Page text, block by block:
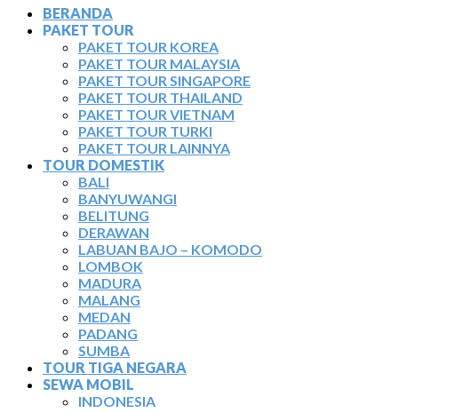
BERANDA
PAKET TOUR
PAKET TOUR KOREA
PAKET TOUR MALAYSIA
PAKET TOUR SINGAPORE
PAKET TOUR THAILAND
PAKET TOUR VIETNAM
PAKET TOUR TURKI
PAKET TOUR LAINNYA
TOUR DOMESTIK
BALI
BANYUWANGI
BELITUNG
DERAWAN
LABUAN BAJO – KOMODO
LOMBOK
MADURA
MALANG
MEDAN
PADANG
SUMBA
TOUR TIGA NEGARA
SEWA MOBIL
INDONESIA